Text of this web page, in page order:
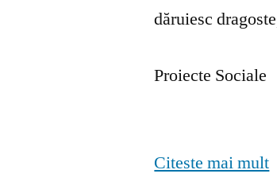
dăruiesc
Proiecte Sociale
Citeste mai mult